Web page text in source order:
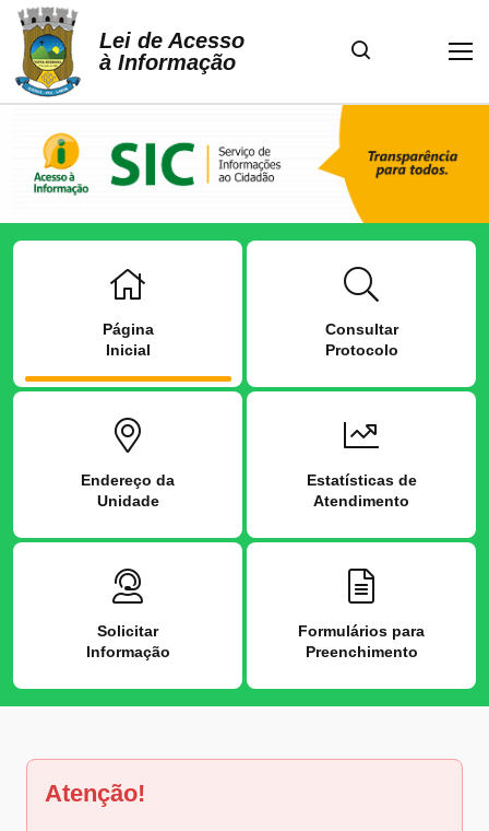
Lei de Acesso
à Informação
Página
Inicial
Consultar
Protocolo
Endereço da
Unidade
Estatísticas de
Atendimento
Solicitar
Informação
Formulários para
Preenchimento
Atenção!